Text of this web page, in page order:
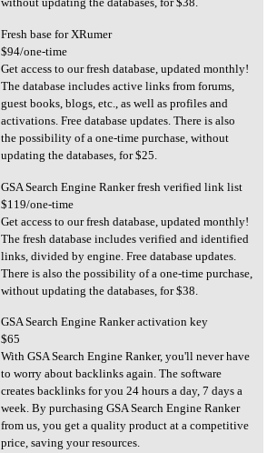
Fresh base for XRumer
$94/one-time
Get access to our fresh database, updated monthly!
The database includes active links from forums,
guest books, blogs, etc., as well as profiles and
activations. Free database updates. There is also
the possibility of a one-time purchase, without
updating the databases, for $25.
GSA Search Engine Ranker fresh verified link list
$119/one-time
Get access to our fresh database, updated monthly!
The fresh database includes verified and identified
links, divided by engine. Free database updates.
There is also the possibility of a one-time purchase,
without updating the databases, for $38.
GSA Search Engine Ranker activation key
$65
With GSA Search Engine Ranker, you'll never have
to worry about backlinks again. The software
creates backlinks for you 24 hours a day, 7 days a
week. By purchasing GSA Search Engine Ranker
from us, you get a quality product at a competitive
price, saving your resources.